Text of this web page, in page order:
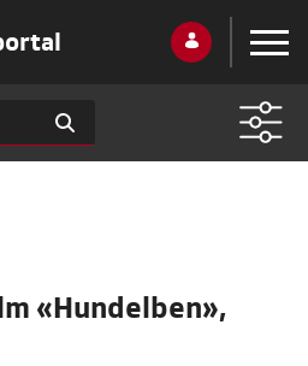
«Hundelben»,